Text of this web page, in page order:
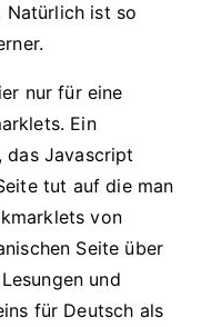
Natürlich ist so
nur für eine
Ein
das Javascript
tut auf die man
von
Seite über
und
für Deutsch als